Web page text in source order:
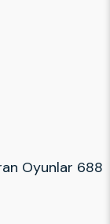
Oyunlar 688